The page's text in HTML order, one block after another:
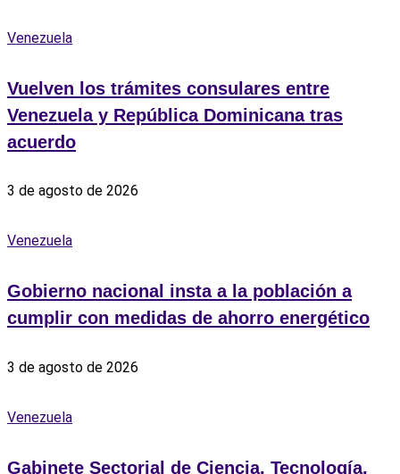
Venezuela
Vuelven los trámites consulares entre
Venezuela y República Dominicana tras
acuerdo
3 de agosto de 2026
Venezuela
Gobierno nacional insta a la población a
cumplir con medidas de ahorro energético
3 de agosto de 2026
Venezuela
Gabinete Sectorial de Ciencia, Tecnología,